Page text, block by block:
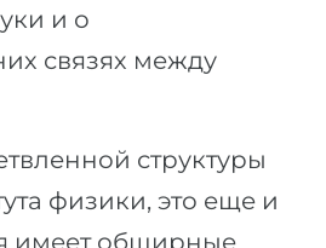
и о
связях между
структуры
физики, это еще и
имеет обширные